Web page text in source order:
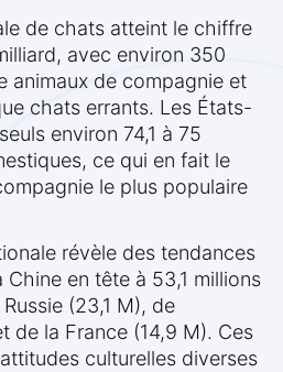
de chats atteint le chiffre
avec environ 350
animaux de compagnie et
chats errants. Les États-
environ 74,1 à 75
ce qui en fait le
le plus populaire
révèle des tendances
en tête à 53,1 millions
(23,1 M), de
de la France (14,9 M). Ces
culturelles diverses